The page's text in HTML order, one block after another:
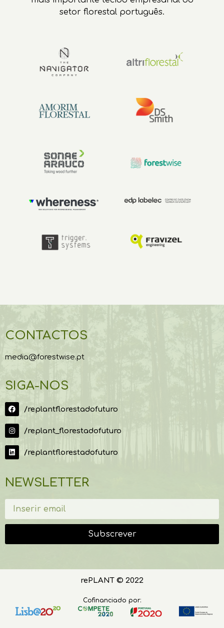
setor florestal português.
CONTACTOS
media@forestwise.pt
SIGA-NOS
/replantflorestadofuturo
/replant_florestadofuturo
/replantflorestadofuturo
NEWSLETTER
Subscrever
rePLANT © 2022
Cofinanciado por: